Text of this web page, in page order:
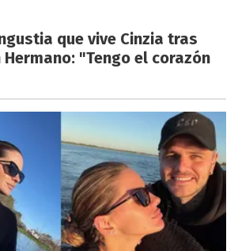
que vive Cinzia tras
"Tengo el corazón